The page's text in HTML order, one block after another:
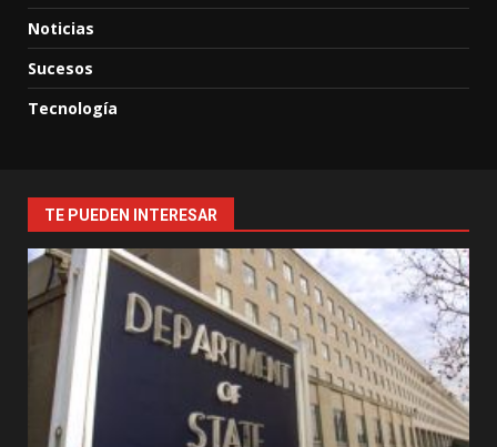
Noticias
Sucesos
Tecnología
TE PUEDEN INTERESAR